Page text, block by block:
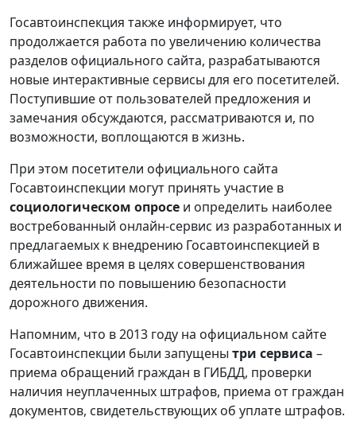
Госавтоинспекция также информирует, что
продолжается работа по увеличению количества
разделов официального сайта, разрабатываются
новые интерактивные сервисы для его посетителей.
Поступившие от пользователей предложения и
замечания обсуждаются, рассматриваются и, по
возможности, воплощаются в жизнь.
При этом посетители официального сайта
Госавтоинспекции могут принять участие в
социологическом опросе и определить наиболее
востребованный онлайн-сервис из разработанных и
предлагаемых к внедрению Госавтоинспекцией в
ближайшее время в целях совершенствования
деятельности по повышению безопасности
дорожного движения.
Напомним, что в 2013 году на официальном сайте
Госавтоинспекции были запущены три сервиса –
приема обращений граждан в ГИБДД, проверки
наличия неуплаченных штрафов, приема от граждан
документов, свидетельствующих об уплате штрафов.